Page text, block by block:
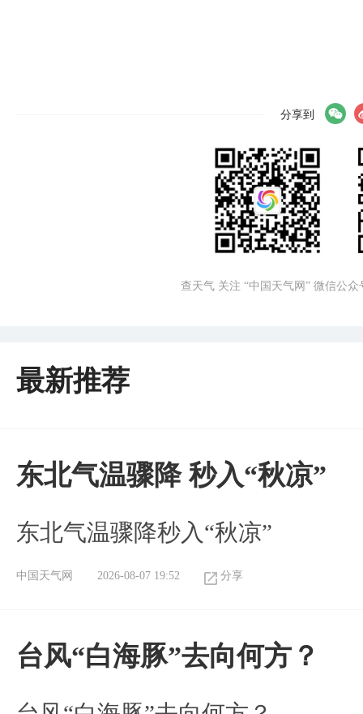
分享到
查天气 关注 “中国天气网” 微信公众
最新推荐
东北气温骤降 秒入“秋凉”
东北气温骤降秒入“秋凉”
中国天气网 2026-08-07 19:52 分享
台风“白海豚”去向何方？